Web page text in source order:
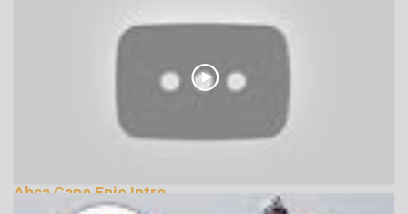
Absa Cape Epic Intro